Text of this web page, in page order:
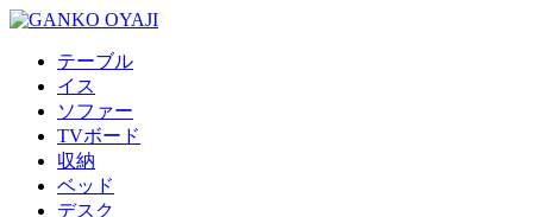
テーブル
イス
ソファー
TVボード
収納
ベッド
デスク